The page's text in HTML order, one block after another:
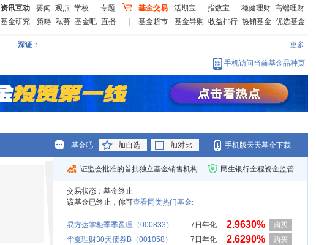
资讯互动 要闻 观点 学校
专题
基金研究
策略 私募 基金吧 直播
基金交易 活期宝 指数宝 稳健理财 高端理财
基金超市
基金导购 收益排行 热销基金 优选基金
深证： 更多
手机访问当前基金品种页
基金吧 加自选 加对比 手机版天天基金下载
证监会批准的首批独立基金销售机构 民生银行全程资金监管
交易状态： 基金终止
该基金已终止，你可查看同类热门基金:
易方达掌柜季季盈理（000833） 7日年化 2.9630%
购买
华夏理财30天债券B（001058）
7日年化 2.6290%
购买